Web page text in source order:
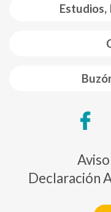
Estudios,
Declaración